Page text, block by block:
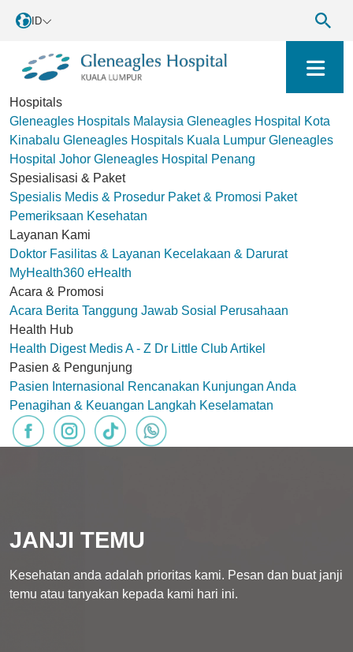
ID
Hospitals
Gleneagles Hospitals Malaysia Gleneagles Hospital Kota
Kinabalu Gleneagles Hospitals Kuala Lumpur Gleneagles
Hospital Johor Gleneagles Hospital Penang
Spesialisasi & Paket
Spesialis Medis & Prosedur Paket & Promosi Paket
Pemeriksaan Kesehatan
Layanan Kami
Doktor Fasilitas & Layanan Kecelakaan & Darurat
MyHealth360 eHealth
Acara & Promosi
Acara Berita Tanggung Jawab Sosial Perusahaan
Health Hub
Health Digest Medis A - Z Dr Little ClubArtikel
Pasien & Pengunjung
Pasien Internasional
Rencanakan Kunjungan Anda
Penagihan & Keuangan Langkah Keselamatan
JANJI TEMU
Kesehatan anda adalah prioritas kami. Pesan dan buat janji
temu atau tanyakan kepada kami hari ini.